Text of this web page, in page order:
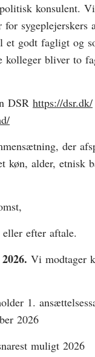
konsulent.
for
godt fagligt og
kolleger bliver to
DSR https://dsr.dk/
der
køn, alder, etnisk
efter aftale.
Vi modtager
1.
2026
muligt 2026